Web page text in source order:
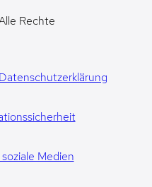
Rechte
Datenschutzerklärung
Medien